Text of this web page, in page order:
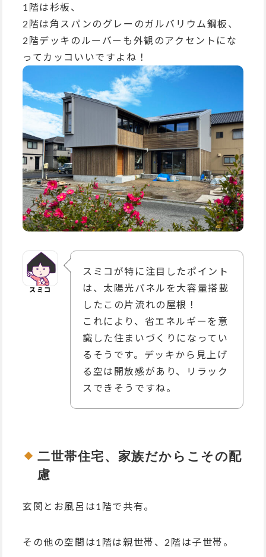
1階は杉板、
2階は角スパンのグレーのガルバリウム鋼板、
2階デッキのルーバーも外観のアクセントにな
ってカッコいいですよね！
スミコ
スミコが特に注目したポイント
は、太陽光パネルを大容量搭載
したこの片流れの屋根！
これにより、省エネルギーを意
識した住まいづくりになってい
るそうです。デッキから見上げ
る空は開放感があり、リラック
スできそうですね。
二世帯住宅、家族だからこその配
慮
玄関とお風呂は1階で共有。
その他の空間は1階は親世帯、2階は子世帯。